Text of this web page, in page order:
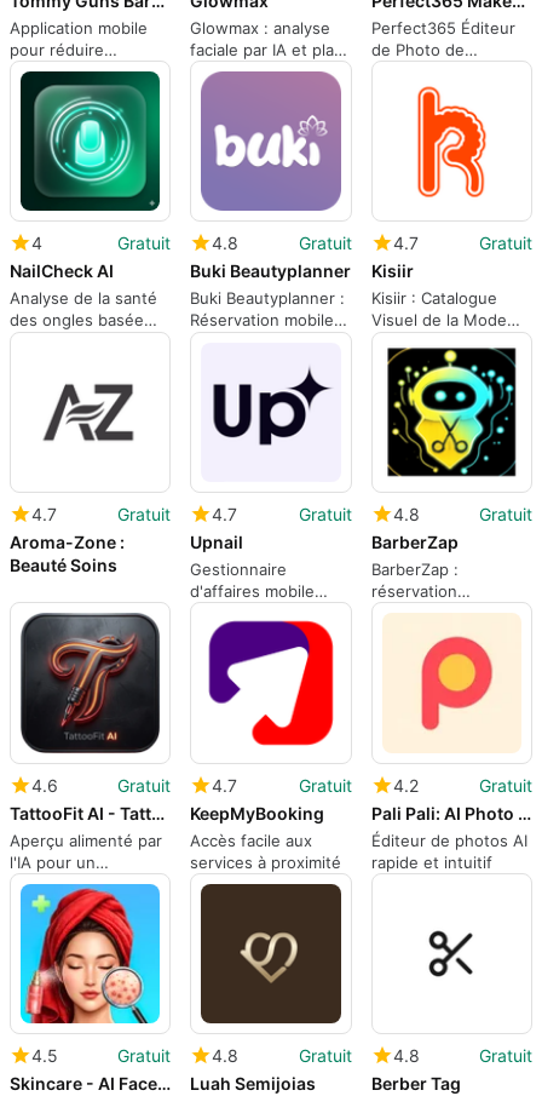
Application mobile
pour réduire
l'attente en salon de
coiffure
Glowmax : analyse
faciale par IA et plan
de toilettage de 90
jours
Perfect365 Éditeur
de Photo de
Maquillage :
relookings virtuels et
retouche de
4
Gratuit
NailCheck AI
Analyse de la santé
des ongles basée
sur des photos et
Android
4.8
Gratuit
Buki Beautyplanner
Buki Beautyplanner :
Réservation mobile
pour les routines de
beauté et de bien-
être
4.7
Gratuit
Kisiir
Kisiir : Catalogue
Visuel de la Mode
Traditionnelle et
Contemporaine
Somalienne
4.7
Gratuit
Aroma-Zone :
Beauté Soins
4.7
Gratuit
Upnail
Gestionnaire
d'affaires mobile
adapté aux
techniciens des
ongles et aux
propriétaires de
salons
4.8
Gratuit
BarberZap
BarberZap :
réservation
WhatsApp AI et
gestion de boutique
sur Android
4.6
Gratuit
TattooFit AI - Tattoo Tester
Aperçu alimenté par
l'IA pour un
placement réaliste
de tatouage sur
votre corps
4.7
Gratuit
KeepMyBooking
Accès facile aux
services à proximité
4.2
Gratuit
Pali Pali: AI Photo Editor
Éditeur de photos AI
rapide et intuitif
4.5
Gratuit
Skincare - AI Face Scanner
4.8
Gratuit
Luah Semijoias
4.8
Gratuit
Berber Tag